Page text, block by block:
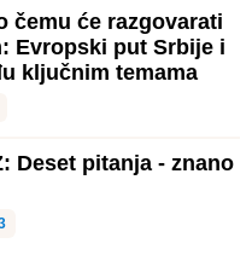
čemu će razgovarati
Evropski put Srbije i
ključnim temama
Deset pitanja - znano